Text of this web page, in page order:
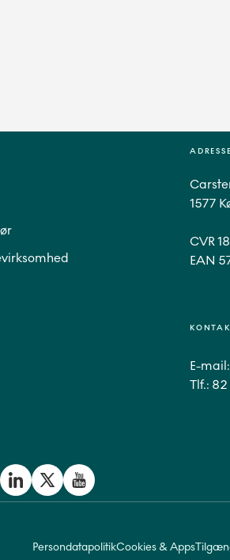
ADRESSE
1577
CVR
EAN
E-mail:
Tlf.: 82
PersondatapolitikCookies & Apps